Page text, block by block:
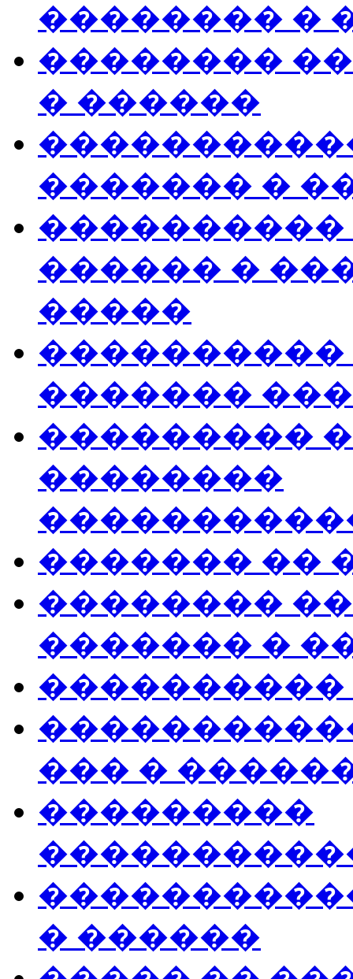
�������� �
��������
� ������
������� �
����������
������ �
�����
����������
�������
���������
��������
������� ��
��������
������� �
����������
��� �
���������
� ������